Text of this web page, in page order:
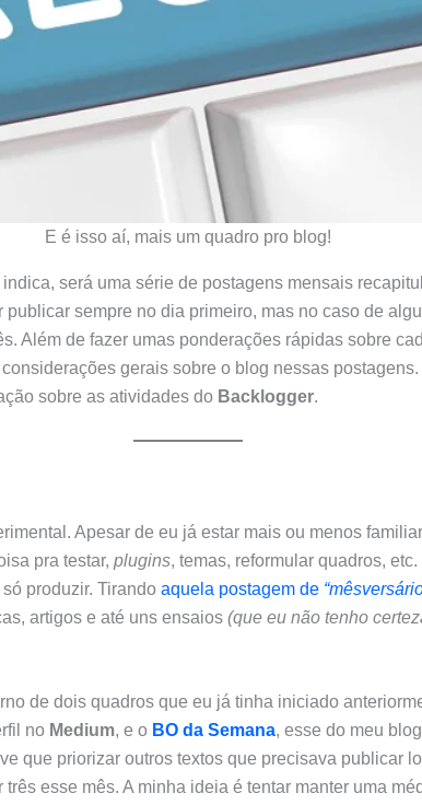
E é isso aí, mais um quadro pro blog!
será uma série de postagens mensais
publicar sempre no dia primeiro, mas no caso de
Além de fazer umas ponderações rápidas sobre
gerais sobre o blog nessas
sobre as atividades do Backlogger.
Apesar de eu já estar mais ou menos
pra testar, plugins, temas, reformular quadros,
produzir. Tirando aquela postagem de
artigos e até uns ensaios (que eu não tenho
de dois quadros que eu já tinha iniciado
no Medium, e o BO da Semana, esse do meu
que priorizar outros textos que precisava publicar
três esse mês. A minha ideia é tentar manter uma